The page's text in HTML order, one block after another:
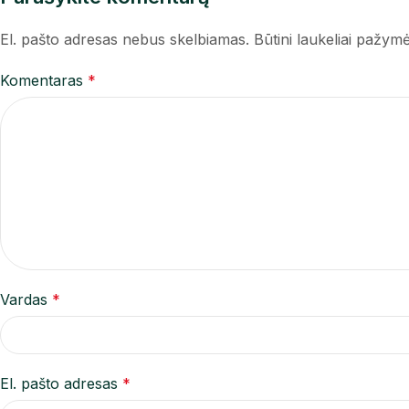
El. pašto adresas nebus skelbiamas. Būtini laukeliai
Komentaras *
Vardas *
El. pašto adresas *